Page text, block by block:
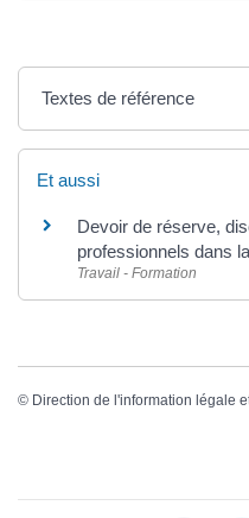
Textes de référence
Et aussi
Devoir de réserve,
professionnels dans
Travail - Formation
© Direction de l'information légale